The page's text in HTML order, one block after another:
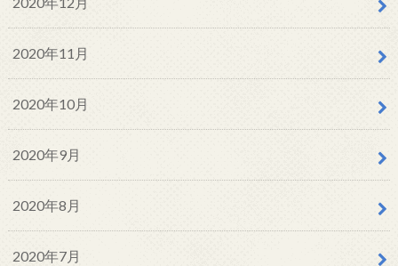
2020年11月
2020年10月
2020年9月
2020年8月
2020年7月